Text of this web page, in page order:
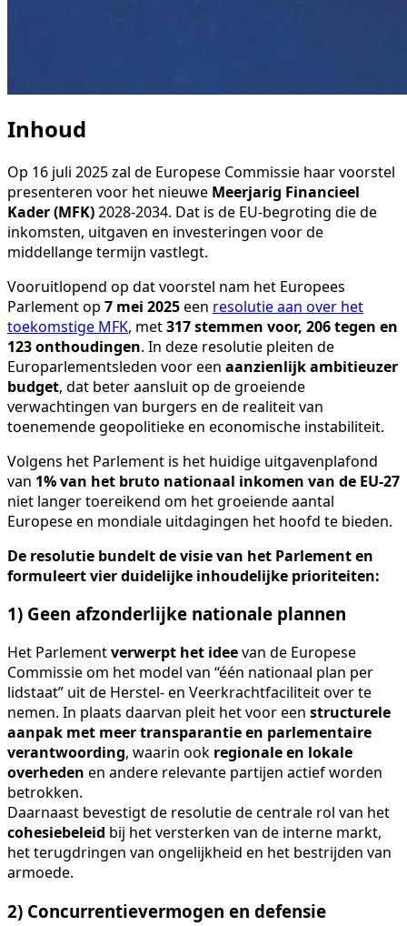
Inhoud
Op 16 juli 2025 zal de Europese Commissie haar voorstel
presenteren voor het nieuwe Meerjarig Financieel
Kader (MFK)2028-2034. Dat is de EU-begroting die de
inkomsten, uitgaven en investeringen voor de
middellange termijn vastlegt.
Vooruitlopend op dat voorstel nam het Europees
Parlement op 7 mei 2025een resolutie aan over het
toekomstige MFK, met317 stemmen voor, 206 tegen en
123 onthoudingen. In deze resolutie pleiten de
Europarlementsleden voor een aanzienlijk ambitieuzer
budget, dat beter aansluit op de groeiende
verwachtingen van burgers en de realiteit van
toenemende geopolitieke en economische instabiliteit.
Volgens het Parlement is het huidige uitgavenplafond
van 1% van het bruto nationaal inkomen van de EU-27
niet langer toereikend om het groeiende aantal
Europese en mondiale uitdagingen het hoofd te bieden.
De resolutie bundelt de visie van het Parlement en
formuleert vier duidelijke inhoudelijke prioriteiten:
1) Geen afzonderlijke nationale plannen
Het Parlementverwerpt het ideevan de Europese
Commissie om het model van “één nationaal plan per
lidstaat” uit de Herstel- en Veerkrachtfaciliteit over te
nemen. In plaats daarvan pleit het voor een structurele
aanpak met meer transparantie en parlementaire
verantwoording, waarin ook regionale en lokale
overheden en andere relevante partijen actief worden
betrokken.
Daarnaast bevestigt de resolutie de centrale rol van het
cohesiebeleid bij het versterken van de interne markt,
het terugdringen van ongelijkheid en het bestrijden van
armoede.
2) Concurrentievermogen en defensie